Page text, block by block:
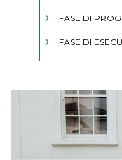
FASE DI
FASE DI